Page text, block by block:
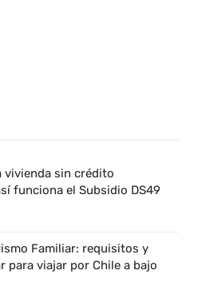
vivienda sin crédito
funciona el Subsidio DS49
Familiar: requisitos y
para viajar por Chile a bajo